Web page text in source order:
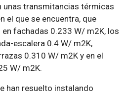
unas transmitancias térmicas
el que se encuentra, que
fachadas 0.233 W/ m2K, los
escalera 0.4 W/ m2K,
0.310 W/ m2K y en el
W/ m2K.
han resuelto instalando